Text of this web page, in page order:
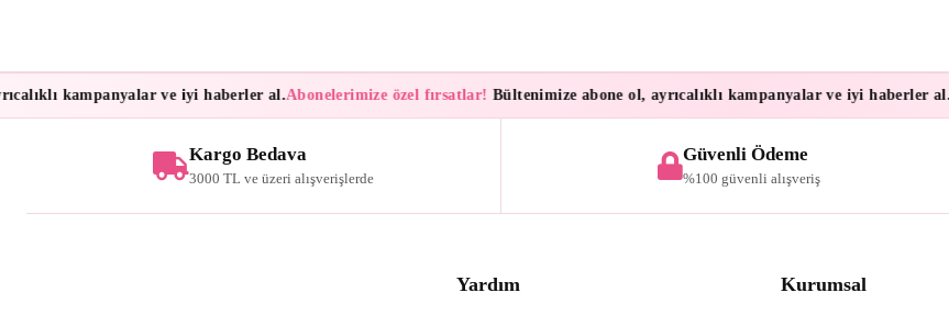
kampanyalar ve iyi haberler al.Abonelerimize özel fırsatlar!Bültenimize abone ol, ayrıcalıklı kampanyalar ve iyi haberler al.
Kargo Bedava
3000 TL ve üzeri alışverişlerde
Güvenli Ödeme
%100 güvenli alışveriş
Yardım Kurumsal